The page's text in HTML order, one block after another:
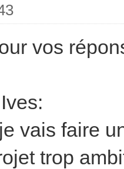
vos
vais faire
trop